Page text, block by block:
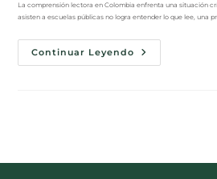
La comprensión lectora en Colombia enfrenta una situación
asisten a escuelas públicas no logra entender lo que lee, una
Continuar Leyendo